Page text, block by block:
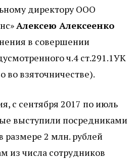
директору ООО
Алексею Алексеенко
в совершении
ч.4 ст.291.1УК
во взяточничестве).
с сентября 2017 по июль
выступили посредниками
размере 2 млн. рублей
из числа сотрудников